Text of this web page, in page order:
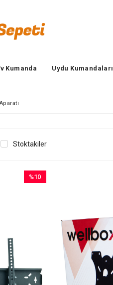
Kumanda Uydu Kumandaları
Stoktakiler
%10